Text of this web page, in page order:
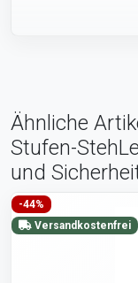
Ähnliche
Stufen-
und
-44%
Versandkostenfrei